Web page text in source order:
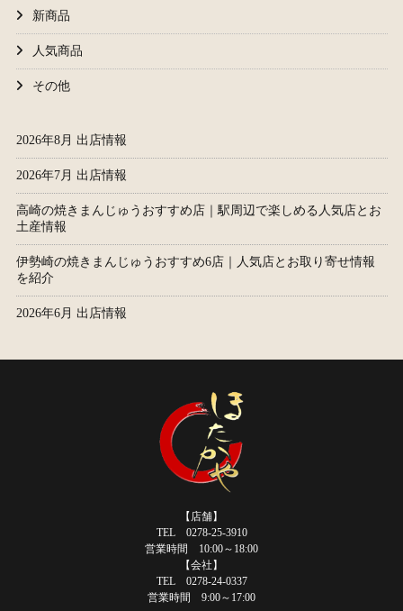
新商品
人気商品
その他
2026年8月 出店情報
2026年7月 出店情報
高崎の焼きまんじゅうおすすめ店｜駅周辺で楽しめる人気店とお
土産情報
伊勢崎の焼きまんじゅうおすすめ6店｜人気店とお取り寄せ情報
を紹介
2026年6月 出店情報
【店舗】
TEL 0278-25-3910
営業時間 10:00～18:00
【会社】
TEL 0278-24-0337
営業時間 9:00～17:00